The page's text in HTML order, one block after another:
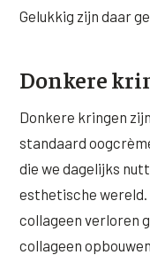
Gelukkig zijn daar
Donkere
Donkere kringen
standaard
die we dagelijks
esthetische wereld.
collageen verloren
collageen